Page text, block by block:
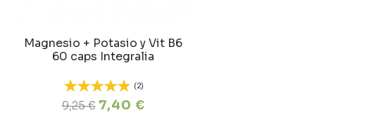
Magnesio + Potasio y Vit B6
60 caps Integralia
(2)
9,25 € 7,40 €